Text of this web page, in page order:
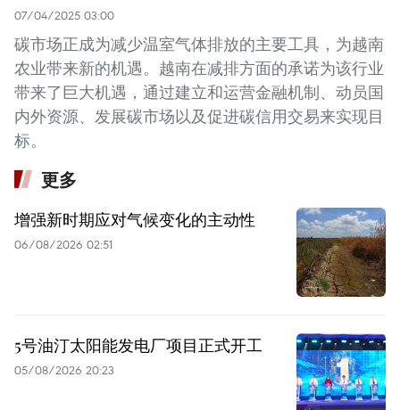
07/04/2025 03:00
碳市场正成为减少温室气体排放的主要工具，为越南
农业带来新的机遇。越南在减排方面的承诺为该行业
带来了巨大机遇，通过建立和运营金融机制、动员国
内外资源、发展碳市场以及促进碳信用交易来实现目
标。
更多
增强新时期应对气候变化的主动性
06/08/2026 02:51
5号油汀太阳能发电厂项目正式开工
05/08/2026 20:23